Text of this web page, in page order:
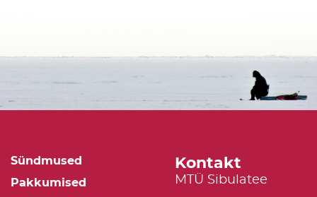
Sündmused
Pakkumised
Kontakt
MTÜ Sibulatee